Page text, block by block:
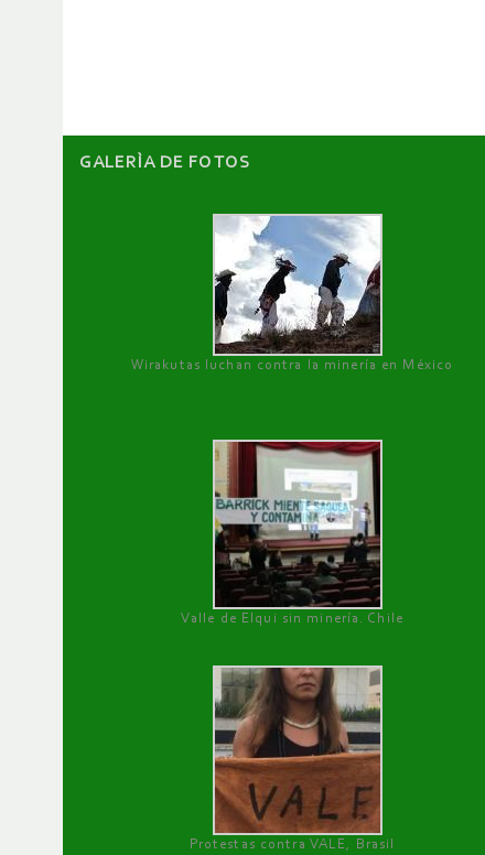
GALERÌA DE FOTOS
Wirakutas luchan contra la minería en México
Valle de Elqui sin minería. Chile
Protestas contra VALE, Brasil